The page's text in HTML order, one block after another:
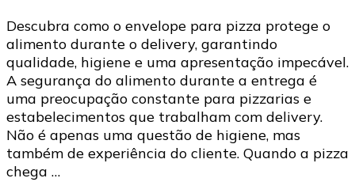
Descubra como o envelope para pizza protege o
alimento durante o delivery, garantindo
qualidade, higiene e uma apresentação impecável.
A segurança do alimento durante a entrega é
uma preocupação constante para pizzarias e
estabelecimentos que trabalham com delivery.
Não é apenas uma questão de higiene, mas
também de experiência do cliente. Quando a pizza
chega …